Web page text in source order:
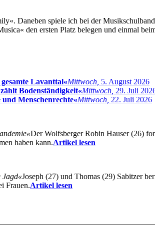
Daneben spiele ich bei der
den ersten Platz belegen und einmal
Lavanttal«Mittwoch, 5. August 2026
Bodenständigkeit«Mittwoch, 29. Juli
Menschenrechte«Mittwoch, 22. Juli 2026
Der Wolfsberger Robin Hauser (26)
haben kann.Artikel lesen
Jagd«Joseph (27) und Thomas (29) Sabitzer
Frauen.Artikel lesen